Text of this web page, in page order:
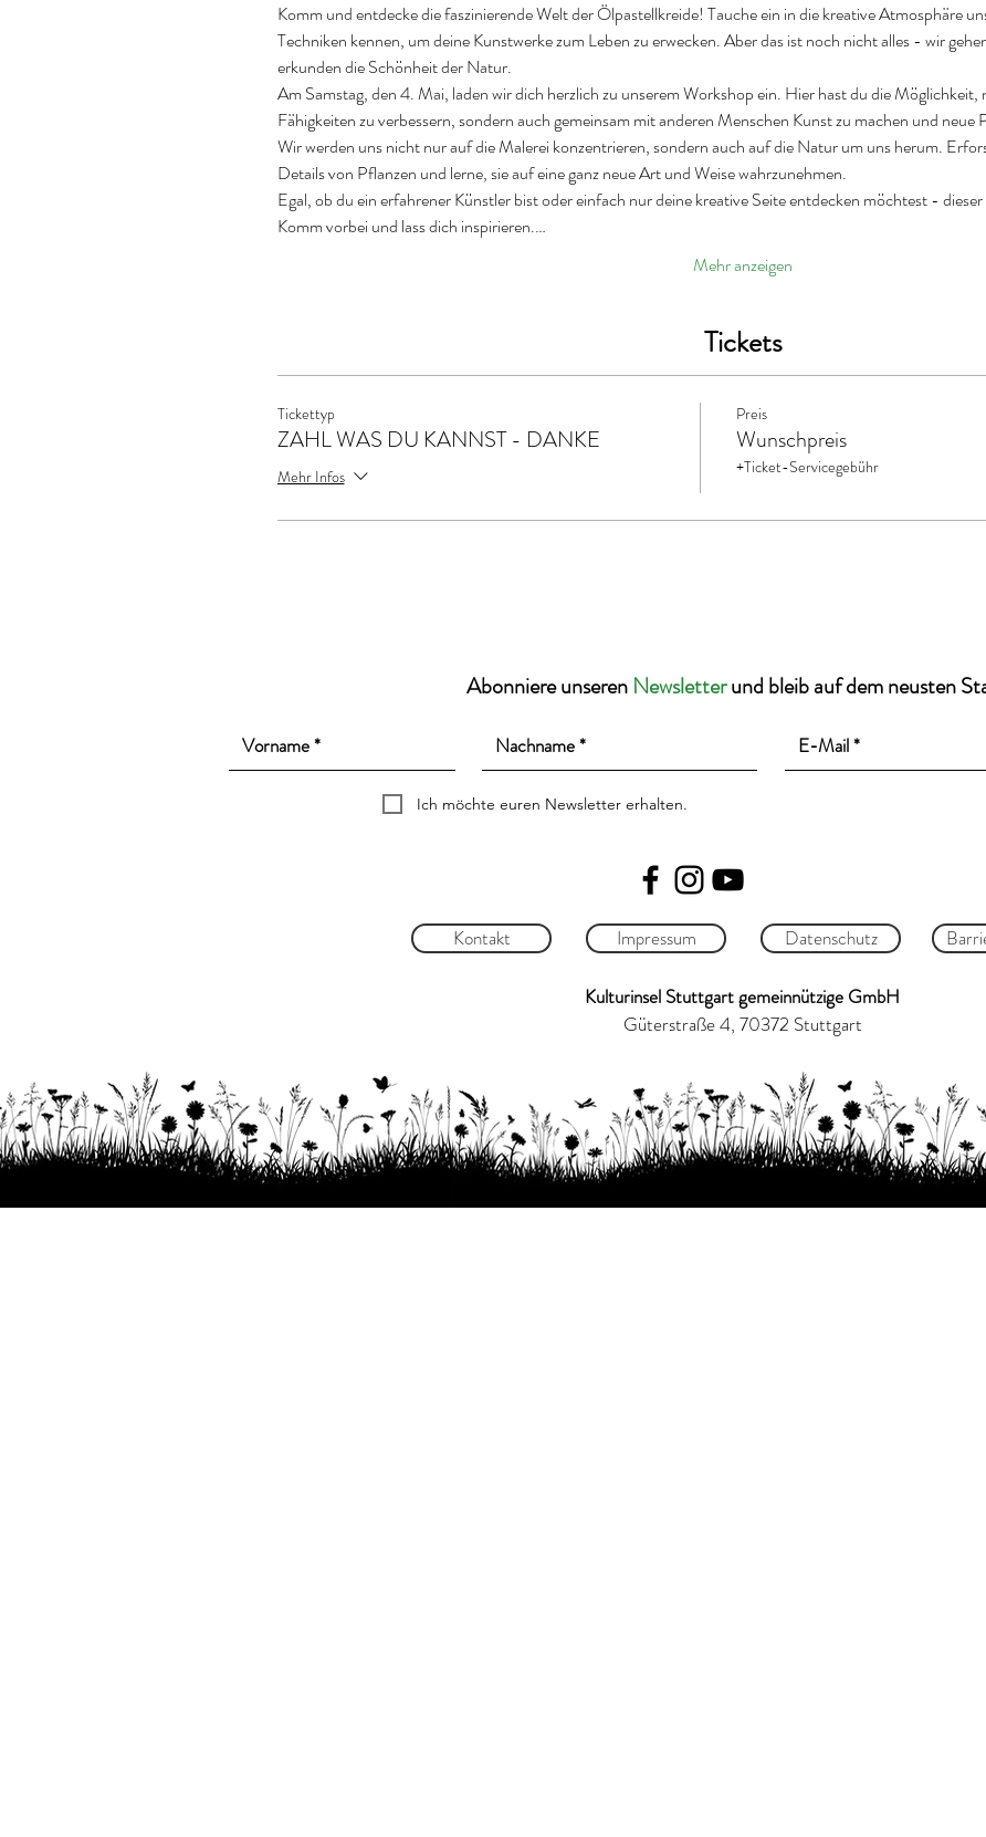
Komm und entdecke die faszinierende Welt der Ölpastellkreide! Tauche ein in die kreative Atmosphäre
Techniken kennen, um deine Kunstwerke zum Leben zu erwecken. Aber das ist noch nicht alles - wir
erkunden die Schönheit der Natur.
Am Samstag, den 4. Mai, laden wir dich herzlich zu unserem Workshop ein. Hier hast du die
Fähigkeiten zu verbessern, sondern auch gemeinsam mit anderen Menschen Kunst zu machen und neue
Wir werden uns nicht nur auf die Malerei konzentrieren, sondern auch auf die Natur um uns herum.
Details von Pflanzen und lerne, sie auf eine ganz neue Art und Weise wahrzunehmen.
Egal, ob du ein erfahrener Künstler bist oder einfach nur deine kreative Seite entdecken möchtest -
Komm vorbei und lass dich inspirieren.…
Mehr anzeigen
Tickets
Tickettyp
ZAHL WAS DU KANNST - DANKE
Mehr Infos
Preis
Wunschpreis
+Ticket-Servicegebühr
Abonniere unseren Newsletterund bleib auf dem neusten
Ich möchte euren Newsletter erhalten.
Kontakt Impressum Datenschutz
Kulturinsel Stuttgart gemeinnützige GmbH
Güterstraße 4, 70372 Stuttgart